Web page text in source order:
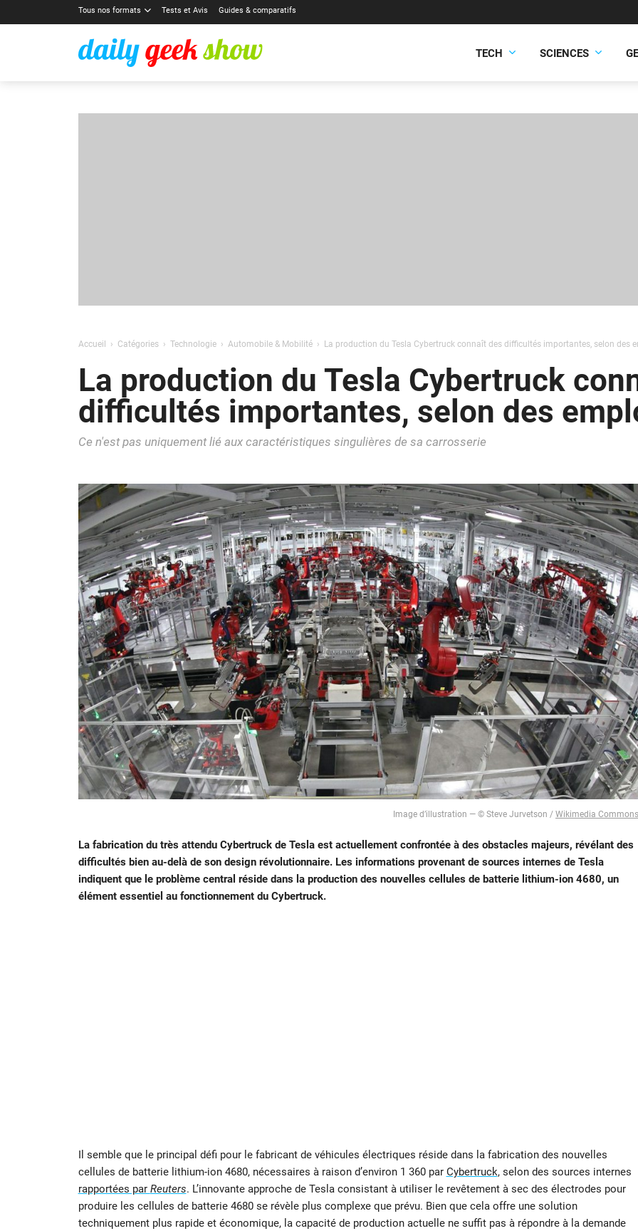
Tous nos formats Tests et Avis Guides & comparatifs
TECH SCIENCES
Accueil Catégories Technologie Automobile & Mobilité La production du Tesla Cybertruck connaît des difficultés importantes, selon des
La production du Tesla Cybertruck
difficultés importantes, selon des
Ce n'est pas uniquement lié aux caractéristiques singulières de sa carrosserie
Image d’illustration — © Steve Jurvetson / Wikimedia Commons
La fabrication du très attendu Cybertruck de Tesla est actuellement confrontée à des obstacles majeurs, révélant des
difficultés bien au-delà de son design révolutionnaire. Les informations provenant de sources internes de Tesla
indiquent que le problème central réside dans la production des nouvelles cellules de batterie lithium-ion 4680, un
élément essentiel au fonctionnement du Cybertruck.
Il semble que le principal défi pour le fabricant de véhicules électriques réside dans la fabrication des nouvelles
cellules de batterie lithium-ion 4680, nécessaires à raison d’environ 1 360 par Cybertruck, selon des sources internes
rapportées par Reuters. L’innovante approche de Tesla consistant à utiliser le revêtement à sec des électrodes pour
produire les cellules de batterie 4680 se révèle plus complexe que prévu. Bien que cela offre une solution
techniquement plus rapide et économique, la capacité de production actuelle ne suffit pas à répondre à la demande